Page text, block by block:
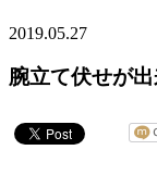
2019.05.27
腕立て伏せが